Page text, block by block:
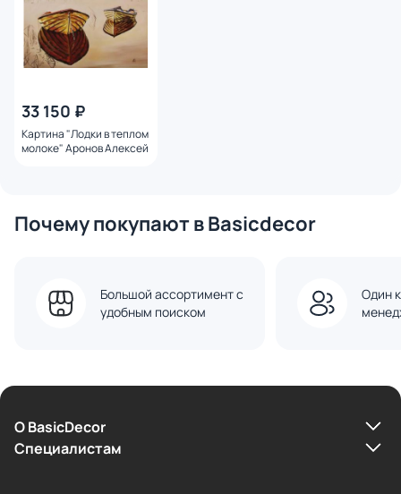
33 150 ₽
Картина "Лодки в теплом
молоке" Аронов Алексей
Почему покупают в Basicdecor
Большой ассортимент с
удобным поиском
Один
О BasicDecor
Cпециалистам